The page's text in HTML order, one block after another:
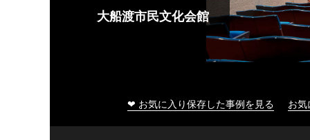
大船渡市民文化会館
❤ お気に入り保存した事例を見る お